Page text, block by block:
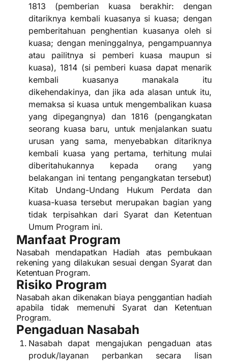
1813 (pemberian kuasa berakhir: dengan
ditariknya kembali kuasanya si kuasa; dengan
pemberitahuan penghentian kuasanya oleh si
kuasa; dengan meninggalnya, pengampuannya
atau pailitnya si pemberi kuasa maupun si
kuasa), 1814 (si pemberi kuasa dapat menarik
kembali kuasanya manakala itu
dikehendakinya, dan jika ada alasan untuk itu,
memaksa si kuasa untuk mengembalikan kuasa
yang dipegangnya) dan 1816 (pengangkatan
seorang kuasa baru, untuk menjalankan suatu
urusan yang sama, menyebabkan ditariknya
kembali kuasa yang pertama, terhitung mulai
diberitahukannya kepada orang yang
belakangan ini tentang pengangkatan tersebut)
Kitab Undang-Undang Hukum Perdata dan
kuasa-kuasa tersebut merupakan bagian yang
tidak terpisahkan dari Syarat dan Ketentuan
Umum Program ini.
Manfaat Program
Nasabah mendapatkan Hadiah atas pembukaan
rekening yang dilakukan sesuai dengan Syarat dan
Ketentuan Program.
Risiko Program
Nasabah akan dikenakan biaya penggantian hadiah
apabila tidak memenuhi Syarat dan Ketentuan
Program.
Pengaduan Nasabah
Nasabah dapat mengajukan pengaduan atas
produk/layanan perbankan secara lisan